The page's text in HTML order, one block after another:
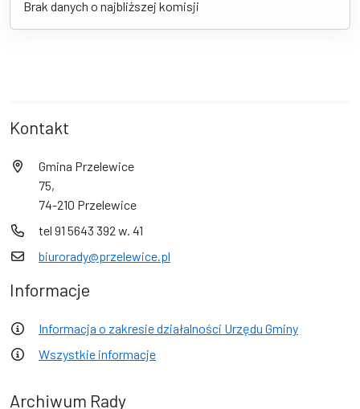
Brak danych o najbliższej komisji
Kontakt
Gmina Przelewice
75,
74-210 Przelewice
tel 91 5643 392 w. 41
biurorady@przelewice.pl
Informacje
Informacja o zakresie działalności Urzędu Gminy
Wszystkie informacje
Archiwum Rady